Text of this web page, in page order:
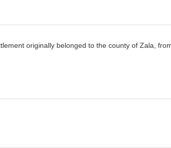
originally belonged to the county of Zala,